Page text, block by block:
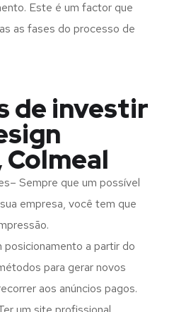
Este é um factor que
as fases do processo de
de investir
Sempre que um possível
empresa, você tem que
posicionamento a partir do
para gerar novos
aos anúncios pagos.